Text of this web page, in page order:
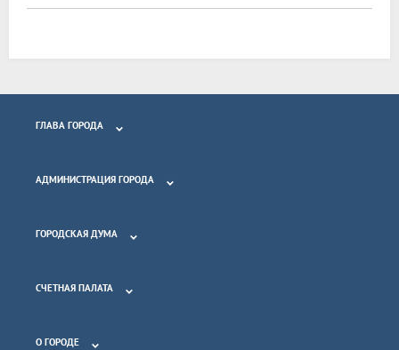
ГЛАВА ГОРОДА
АДМИНИСТРАЦИЯ ГОРОДА
ГОРОДСКАЯ ДУМА
СЧЕТНАЯ ПАЛАТА
О ГОРОДЕ